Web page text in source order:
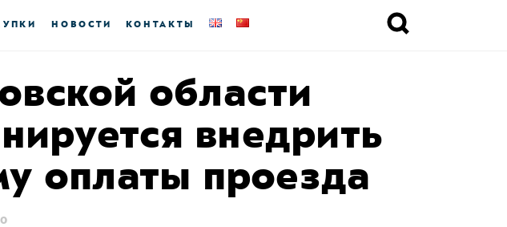
НОВОСТИ КОНТАКТЫ
области
внедрить
оплаты проезда